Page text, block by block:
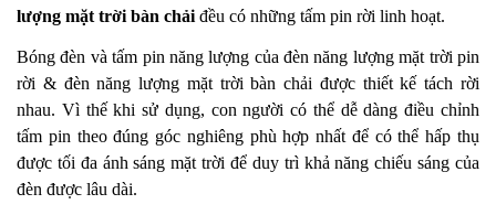
lượng mặt trời bàn chải đều có những tấm pin rời linh hoạt.
Bóng đèn và tấm pin năng lượng của đèn năng lượng mặt trời pin
rời & đèn năng lượng mặt trời bàn chải được thiết kế tách rời
nhau. Vì thế khi sử dụng, con người có thể dễ dàng điều chỉnh
tấm pin theo đúng góc nghiêng phù hợp nhất để có thể hấp thụ
được tối đa ánh sáng mặt trời để duy trì khả năng chiếu sáng của
đèn được lâu dài.